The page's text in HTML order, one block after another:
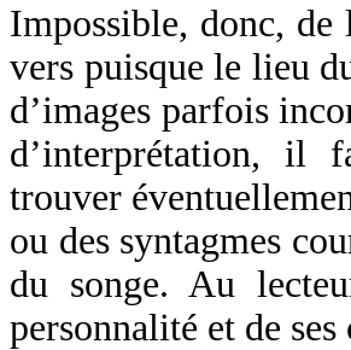
Impossible, donc,
vers puisque le lieu
d’images parfois
d’interprétation, il
trouver
ou des syntagmes
du songe. Au
personnalité et de ses